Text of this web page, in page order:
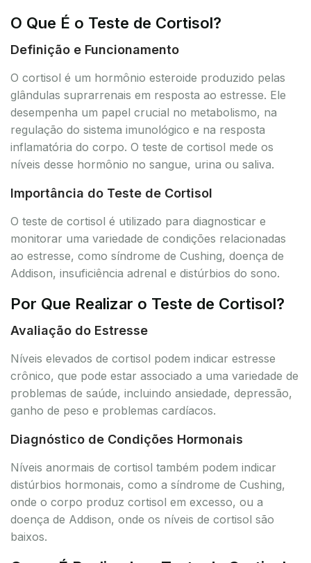
O Que É o Teste de Cortisol?
Definição e Funcionamento
O cortisol é um hormônio esteroide produzido pelas
glândulas suprarrenais em resposta ao estresse. Ele
desempenha um papel crucial no metabolismo, na
regulação do sistema imunológico e na resposta
inflamatória do corpo. O teste de cortisol mede os
níveis desse hormônio no sangue, urina ou saliva.
Importância do Teste de Cortisol
O teste de cortisol é utilizado para diagnosticar e
monitorar uma variedade de condições relacionadas
ao estresse, como síndrome de Cushing, doença de
Addison, insuficiência adrenal e distúrbios do sono.
Por Que Realizar o Teste de Cortisol?
Avaliação do Estresse
Níveis elevados de cortisol podem indicar estresse
crônico, que pode estar associado a uma variedade de
problemas de saúde, incluindo ansiedade, depressão,
ganho de peso e problemas cardíacos.
Diagnóstico de Condições Hormonais
Níveis anormais de cortisol também podem indicar
distúrbios hormonais, como a síndrome de Cushing,
onde o corpo produz cortisol em excesso, ou a
doença de Addison, onde os níveis de cortisol são
baixos.